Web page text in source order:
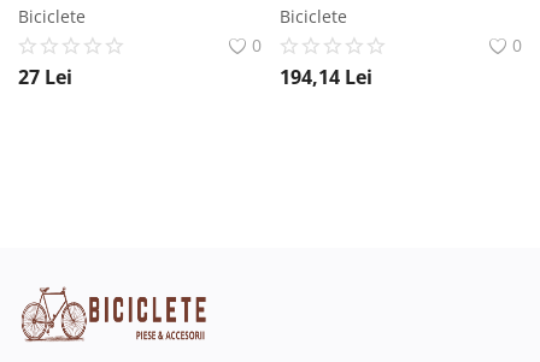
Biciclete
0
27 Lei
Biciclete
0
194,14 Lei